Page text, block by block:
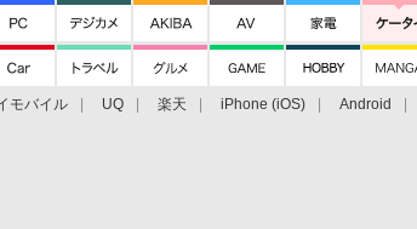
モバイル UQ 楽天 iPhone (iOS) Android